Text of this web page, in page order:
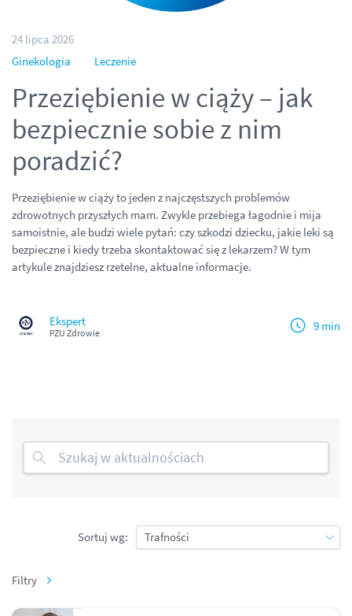
24 lipca 2026
Ginekologia
Leczenie
Przeziębienie w ciąży – jak
bezpiecznie sobie z nim
poradzić?
Przeziębienie w ciąży to jeden z najczęstszych problemów
zdrowotnych przyszłych mam. Zwykle przebiega łagodnie i mija
samoistnie, ale budzi wiele pytań: czy szkodzi dziecku, jakie leki są
bezpieczne i kiedy trzeba skontaktować się z lekarzem? W tym
artykule znajdziesz rzetelne, aktualne informacje.
Ekspert
PZU Zdrowie 9 min
Sortuj wg:
Filtry